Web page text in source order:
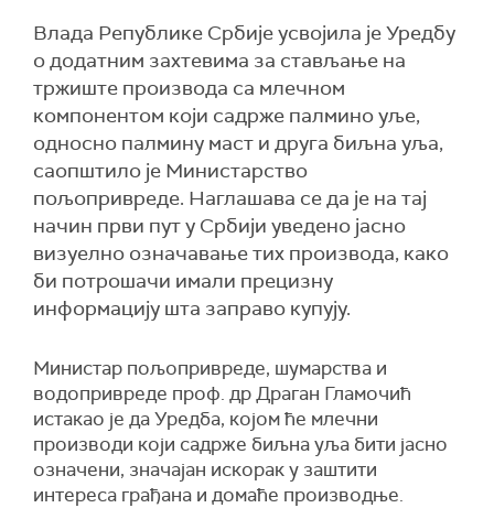
Влада Републике Србије усвојила је Уредбу
о додатним захтевима за стављање на
тржиште производа са млечном
компонентом који садрже палмино уље,
односно палмину маст и друга биљна уља,
саопштило је Министарство
пољопривреде. Наглашава се да је на тај
начин први пут у Србији уведено јасно
визуелно означавање тих производа, како
би потрошачи имали прецизну
информацију шта заправо купују.
Министар пољопривреде, шумарства и
водопривреде проф. др Драган Гламочић
истакао је да Уредба, којом ће млечни
производи који садрже биљна уља бити јасно
означени, значајан искорак у заштити
интереса грађана и домаће производње.